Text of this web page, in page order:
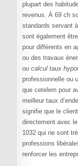
plupart des
revenus. À 69 ch
standards servant
sont également
pour différents en
ou des travaux
ou calcul taux
professionnelle ou
que cetelem pour
meilleur taux
signifie que le
directement avec
1032 qui ne sont
professions
renforcer les